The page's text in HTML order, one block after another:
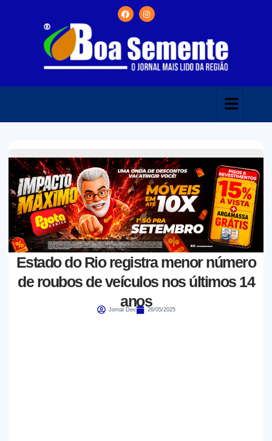
Estado do Rio registra menor número
de roubos de veículos nos últimos 14
anos
Jornal Dev 26/05/2025